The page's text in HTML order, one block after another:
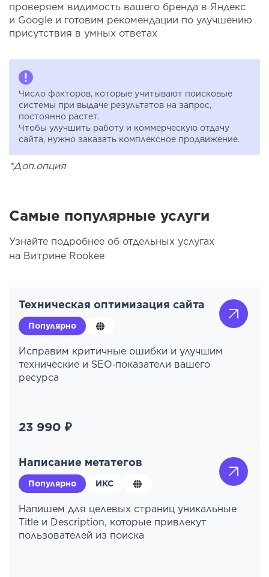
проверяем видимость вашего бренда в Яндекс
и Google и готовим рекомендации по улучшению
присутствия в умных ответах
Число факторов, которые учитывают поисковые
системы при выдаче результатов на запрос,
постоянно растет.
Чтобы улучшить работу и коммерческую отдачу
сайта, нужно заказать комплексное продвижение.
*Доп.опция
Самые популярные услуги
Узнайте подробнее об отдельных услугах
на Витрине Rookee
Техническая оптимизация сайта
Популярно
Исправим критичные ошибки и улучшим
технические и SEO‑показатели вашего
ресурса
23 990 ₽
Написание метатегов
Популярно ИКС
Напишем для целевых страниц уникальные
Title и Description, которые привлекут
пользователей из поиска